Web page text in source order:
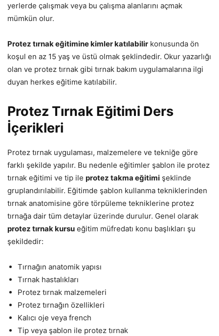
yerlerde çalışmak veya bu çalışma alanlarını açmak
mümkün olur.
Protez tırnak eğitimine kimler katılabilir konusunda ön
koşul en az 15 yaş ve üstü olmak şeklindedir. Okur yazarlığı
olan ve protez tırnak gibi tırnak bakım uygulamalarına ilgi
duyan herkes eğitime katılabilir.
Protez Tırnak Eğitimi Ders
İçerikleri
Protez tırnak uygulaması, malzemelere ve tekniğe göre
farklı şekilde yapılır. Bu nedenle eğitimler şablon ile protez
tırnak eğitimi ve tip ile protez takma eğitimi şeklinde
gruplandırılabilir. Eğitimde şablon kullanma tekniklerinden
tırnak anatomisine göre törpüleme tekniklerine protez
tırnağa dair tüm detaylar üzerinde durulur. Genel olarak
protez tırnak kursu eğitim müfredatı konu başlıkları şu
şekildedir:
Tırnağın anatomik yapısı
Tırnak hastalıkları
Protez tırnak malzemeleri
Protez tırnağın özellikleri
Kalıcı oje veya french
Tip veya şablon ile protez tırnak